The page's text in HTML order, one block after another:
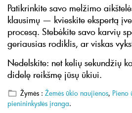
Patikrinkite savo melžimo
klausimų — kvieskite ekspertą
procesą. Stebėkite savo karvių
geriausias rodiklis, ar viskas
Nedelskite: net kelių sekundžių
didelę reikšmę jūsų ūkiui.
Žymės : Žemės ūkio naujienos, Pieno
pienininkystės įranga.